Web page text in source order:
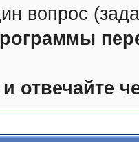
вопрос
отвечайте